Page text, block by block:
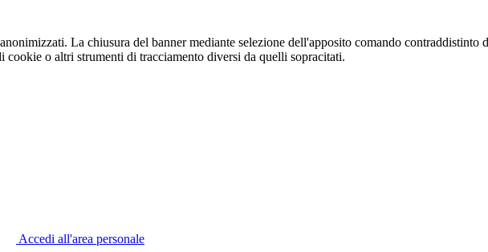
La chiusura del banner mediante selezione dell'apposito comando
cookie o altri strumenti di tracciamento diversi da quelli sopracitati.
Accedi all'area personale